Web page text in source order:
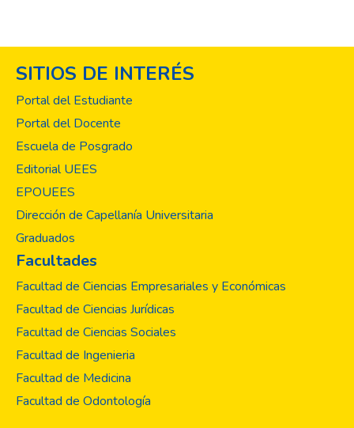
SITIOS DE INTERÉS
Portal del Estudiante
Portal del Docente
Escuela de Posgrado
Editorial UEES
EPOUEES
Dirección de Capellanía Universitaria
Graduados
Facultades
Facultad de Ciencias Empresariales y Económicas
Facultad de Ciencias Jurídicas
Facultad de Ciencias Sociales
Facultad de Ingenieria
Facultad de Medicina
Facultad de Odontología